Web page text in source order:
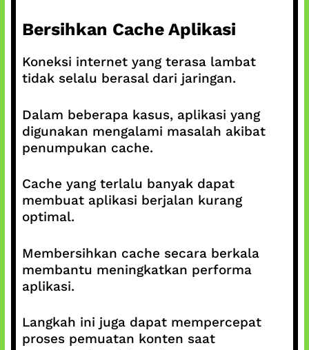
Bersihkan Cache Aplikasi
Koneksi internet yang terasa lambat
tidak selalu berasal dari jaringan.
Dalam beberapa kasus, aplikasi yang
digunakan mengalami masalah akibat
penumpukan cache.
Cache yang terlalu banyak dapat
membuat aplikasi berjalan kurang
optimal.
Membersihkan cache secara berkala
membantu meningkatkan performa
aplikasi.
Langkah ini juga dapat mempercepat
proses pemuatan konten saat